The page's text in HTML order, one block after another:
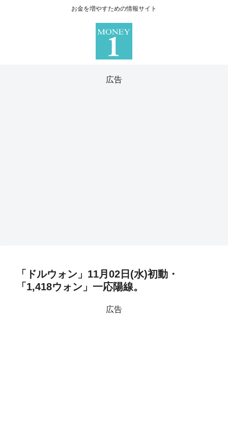
お金を増やすための情報サイト
広告
「ドルウォン」11月02日(水)初動・
「1,418ウォン」一応陽線。
広告